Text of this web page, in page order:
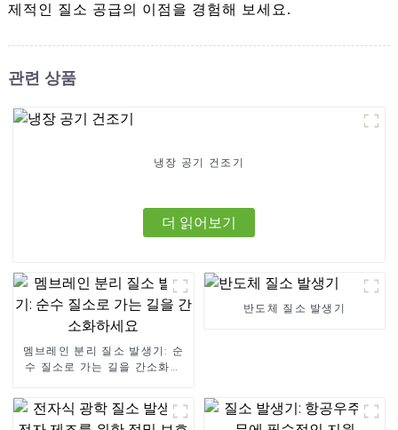
제적인 질소 공급의 이점을 경험해 보세요.
관련 상품
냉장 공기 건조기
더 읽어보기
멤브레인 분리 질소 발생기: 순
수 질소로 가는 길을 간소화하
반도체 질소 발생기